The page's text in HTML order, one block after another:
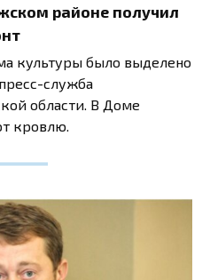
районе получил
культуры было выделено
служба
области. В Доме
кровлю.